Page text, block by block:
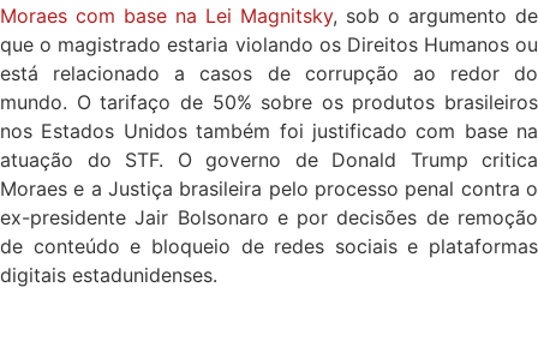
Moraes com base na Lei Magnitsky, sob o argumento de
que o magistrado estaria violando os Direitos Humanos ou
está relacionado a casos de corrupção ao redor do
mundo. O tarifaço de 50% sobre os produtos brasileiros
nos Estados Unidos também foi justificado com base na
atuação do STF. O governo de Donald Trump critica
Moraes e a Justiça brasileira pelo processo penal contra o
ex-presidente Jair Bolsonaro e por decisões de remoção
de conteúdo e bloqueio de redes sociais e plataformas
digitais estadunidenses.